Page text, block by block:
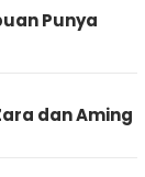
Punya
dan Aming